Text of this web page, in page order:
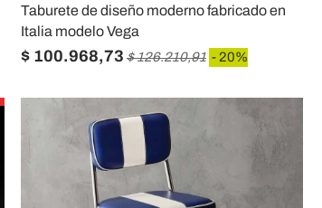
Taburete de diseño moderno fabricado en
Italia modelo Vega
$ 100.968,73 $ 126.210,91 - 20%